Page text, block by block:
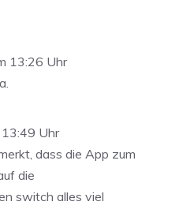
13:26 Uhr
Uhr
dass die App zum
die
switch alles viel